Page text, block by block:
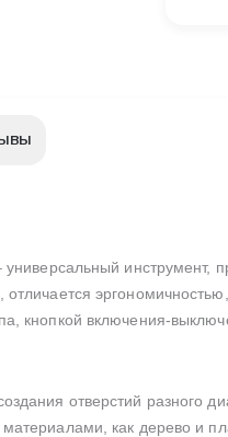
инструмент,
кнопкой включения-
отверстий разного
как дерево и